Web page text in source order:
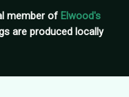
member of Elwood's
are produced locally